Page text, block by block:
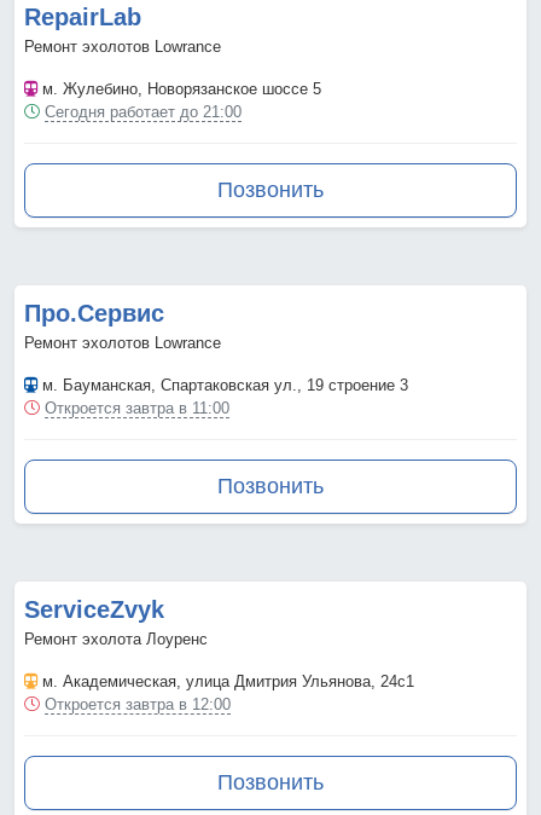
RepairLab
Ремонт эхолотов Lowrance
м. Жулебино, Новорязанское шоссе 5
Сегодня работает до 21:00
Позвонить
Про.Сервис
Ремонт эхолотов Lowrance
м. Бауманская, Спартаковская ул., 19 строение 3
Откроется завтра в 11:00
Позвонить
ServiceZvyk
Ремонт эхолота Лоуренс
м. Академическая, улица Дмитрия Ульянова, 24с1
Откроется завтра в 12:00
Позвонить